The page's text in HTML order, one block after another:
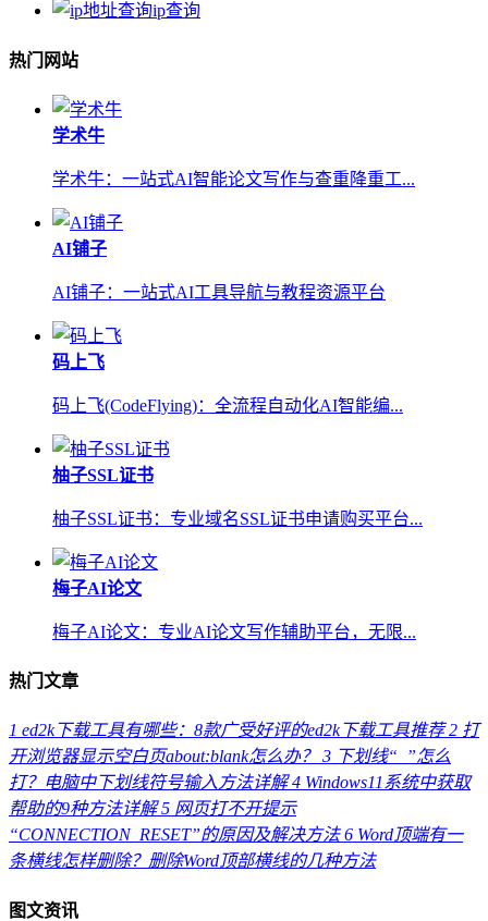
ip查询
热门网站
学术牛
学术牛：一站式AI智能论文写作与查重降重工...
AI铺子
AI铺子：一站式AI工具导航与教程资源平台
码上飞
码上飞(CodeFlying)：全流程自动化AI智能编...
柚子SSL证书
柚子SSL证书：专业域名SSL证书申请购买平台...
梅子AI论文
梅子AI论文：专业AI论文写作辅助平台，无限...
热门文章
1 ed2k下载工具有哪些：8款广受好评的ed2k下载工具推荐 2 打
开浏览器显示空白页about:blank怎么办？ 3 下划线“_”怎么
打？电脑中下划线符号输入方法详解 4 Windows11系统中获取
帮助的9种方法详解 5 网页打不开提示
“CONNECTION_RESET”的原因及解决方法 6 Word顶端有一
条横线怎样删除？删除Word顶部横线的几种方法
图文资讯